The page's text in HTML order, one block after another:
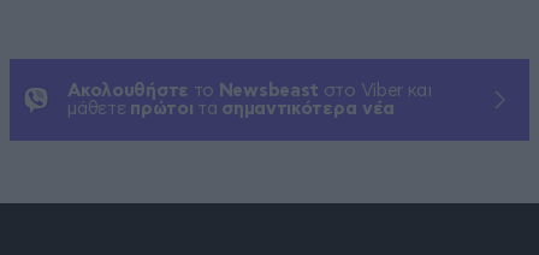
Ακολουθήστε το Newsbeast στο Viber και
μάθετε πρώτοι τα σημαντικότερα νέα